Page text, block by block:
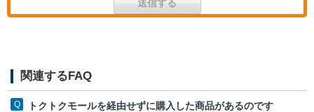
関連するFAQ
トクトクモールを経由せずに購入した商品があるのです